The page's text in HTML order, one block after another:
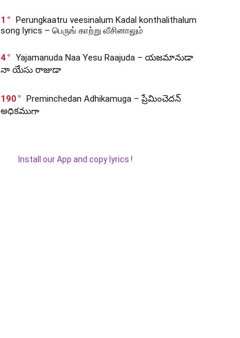
1
Perungkaatru veesinalum Kadal konthalithalum
song lyrics – பெருங் காற்று வீசினாலும்
4
Yajamanuda Naa Yesu Raajuda – యజమానుడా
నా యేసు రాజుడా
190
Preminchedan Adhikamuga – ప్రేమించెదన్
అధికముగా
Install our App and copy lyrics !